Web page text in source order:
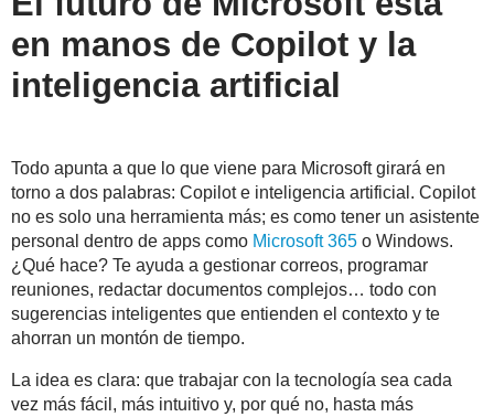
en manos de Copilot y la
inteligencia artificial
Todo apunta a que lo que viene para Microsoft girará en
torno a dos palabras: Copilot e inteligencia artificial. Copilot
no es solo una herramienta más; es como tener un asistente
personal dentro de apps como Microsoft 365 o Windows.
¿Qué hace? Te ayuda a gestionar correos, programar
reuniones, redactar documentos complejos… todo con
sugerencias inteligentes que entienden el contexto y te
ahorran un montón de tiempo.
La idea es clara: que trabajar con la tecnología sea cada
vez más fácil, más intuitivo y, por qué no, hasta más